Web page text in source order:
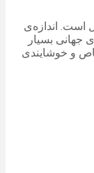
است. اندازه‌ی
جهانی بسیار
و خوشایندی